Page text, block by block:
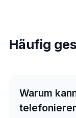
Häufig
Warum